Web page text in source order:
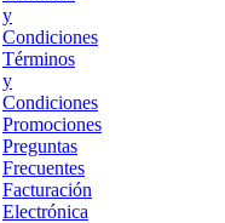
y
Condiciones
Términos
y
Condiciones
Promociones
Preguntas
Frecuentes
Facturación
Electrónica